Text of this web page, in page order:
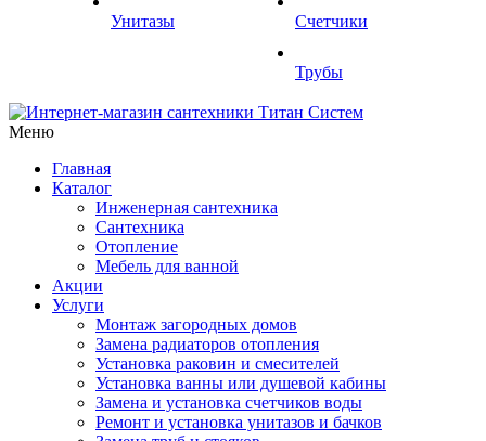
Унитазы Счетчики
Трубы
Меню
Главная
Каталог
Инженерная сантехника
Сантехника
Отопление
Мебель для ванной
Акции
Услуги
Монтаж загородных домов
Замена радиаторов отопления
Установка раковин и смесителей
Установка ванны или душевой кабины
Замена и установка счетчиков воды
Ремонт и установка унитазов и бачков